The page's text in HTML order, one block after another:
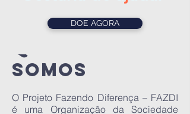
somos
O Projeto Fazendo Diferença – FAZDI
é uma Organização da Sociedade
Ver maisDOE AGORA